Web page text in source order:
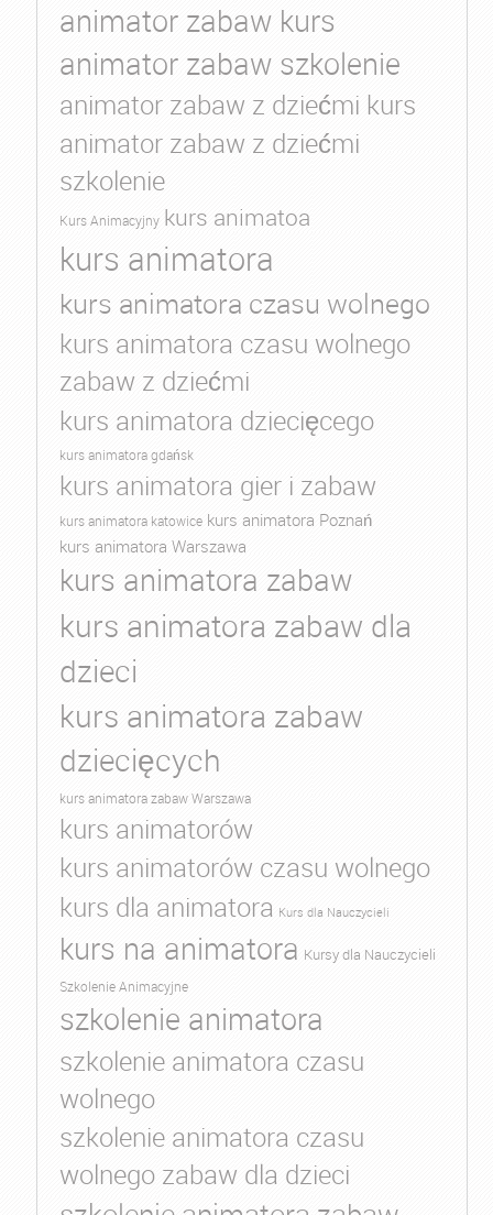
animator zabaw kurs
animator zabaw szkolenie
animator zabaw z dziećmi kurs
animator zabaw z dziećmi
szkolenie
Kurs Animacyjny kurs animatoa
kurs animatora
kurs animatora czasu wolnego
kurs animatora czasu wolnego
zabaw z dziećmi
kurs animatora dziecięcego
kurs animatora gdańsk
kurs animatora gier i zabaw
kurs animatora katowice kurs animatora Poznań
kurs animatora Warszawa
kurs animatora zabaw
kurs animatora zabaw dla
dzieci
kurs animatora zabaw
dziecięcych
kurs animatora zabaw Warszawa
kurs animatorów
kurs animatorów czasu wolnego
kurs dla animatora Kurs dla Nauczycieli
kurs na animatora Kursy dla Nauczycieli
Szkolenie Animacyjne
szkolenie animatora
szkolenie animatora czasu
wolnego
szkolenie animatora czasu
wolnego zabaw dla dzieci